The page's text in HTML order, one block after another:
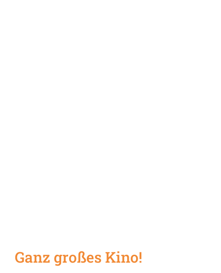
Ganz großes Kino!